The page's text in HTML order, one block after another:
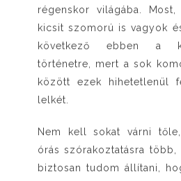
régenskor világába.
kicsit szomorú is vagyok
következő ebben a
történetre, mert a sok
között ezek hihetetlenül
lelkét.
Nem kell sokat várni
órás szórakoztatásra
biztosan tudom állítani,